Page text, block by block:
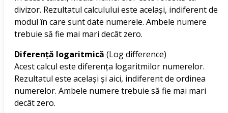
divizor. Rezultatul calculului este același, indiferent de
modul în care sunt date numerele. Ambele numere
trebuie să fie mai mari decât zero.
Diferență logaritmică (Log difference)
Acest calcul este diferența logaritmilor numerelor.
Rezultatul este același și aici, indiferent de ordinea
numerelor. Ambele numere trebuie să fie mai mari
decât zero.